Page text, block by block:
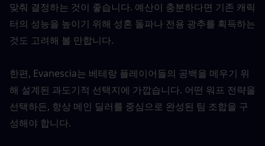
맞춰 결정하는 것이 좋습니다. 예산이 충분하다면 기존 캐릭
터의 성능을 높이기 위해 성혼 돌파나 전용 광추를 획득하는
것도 고려해 볼 만합니다.
한편, Evanescia는 베테랑 플레이어들의 공백을 메우기 위
해 설계된 과도기적 선택지에 가깝습니다. 어떤 워프 전략을
선택하든, 항상 메인 딜러를 중심으로 완성된 팀 조합을 구
성해야 합니다.